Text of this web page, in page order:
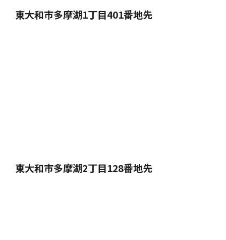
東大和市多摩湖1丁目401番地先
東大和市多摩湖2丁目128番地先